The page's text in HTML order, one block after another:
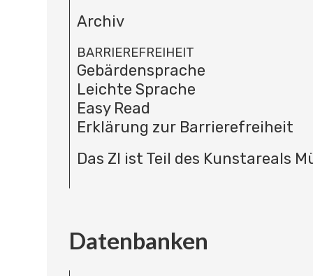
Archiv
BARRIEREFREIHEIT
Gebärdensprache
Leichte Sprache
Easy Read
Erklärung zur Barrierefreiheit
Das ZI ist Teil des Kunstareals
Datenbanken